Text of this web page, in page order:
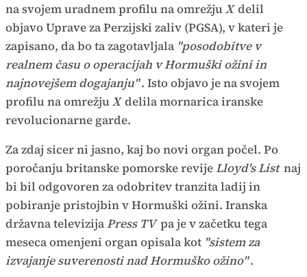
na svojem uradnem profilu na omrežjuX delil
objavo Uprave za Perzijski zaliv (PGSA), v kateri je
zapisano, da bo ta zagotavljala "posodobitve v
realnem času o operacijah v Hormuški ožini in
najnovejšem dogajanju". Isto objavo je na svojem
profilu na omrežjuX delila mornarica iranske
revolucionarne garde.
Za zdaj sicer ni jasno, kaj bo novi organ počel. Po
poročanju britanske pomorske revijeLloyd's List naj
bi bil odgovoren za odobritev tranzita ladij in
pobiranje pristojbin v Hormuški ožini. Iranska
državna televizijaPress TV pa je v začetku tega
meseca omenjeni organ opisala kot "sistem za
izvajanje suverenosti nad Hormuško ožino".